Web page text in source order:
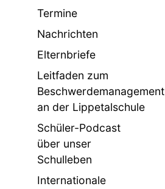
Termine
Nachrichten
Elternbriefe
Leitfaden zum
Beschwerdemanagement
an der Lippetalschule
Schüler-Podcast
über unser
Schulleben
Internationale